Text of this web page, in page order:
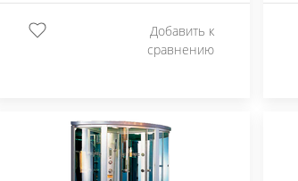
Добавить к
сравнению